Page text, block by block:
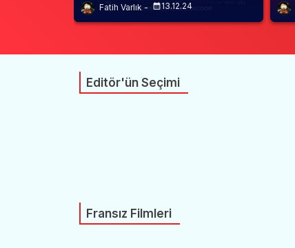
Fatih Varlık 13.12.24
Editör'ün Seçimi
Fransız Filmleri